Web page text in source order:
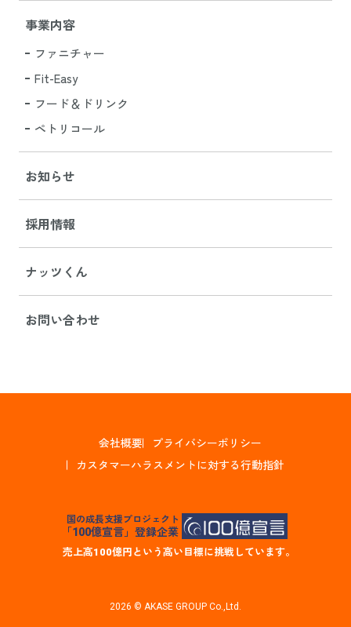
事業内容
ファニチャー
Fit-Easy
フード＆ドリンク
ペトリコール
お知らせ
採用情報
ナッツくん
お問い合わせ
会社概要
プライバシーポリシー
カスタマーハラスメントに対する行動指針
国の成長支援プロジェクト
「100億宣言」登録企業
売上高100億円という高い目標に挑戦しています。
2026 © AKASE GROUP Co.,Ltd.